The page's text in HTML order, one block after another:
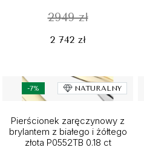
2949 zł
2 742 zł
-7% NATURALNY
Pierścionek zaręczynowy z
brylantem z białego i żółtego
złota P0552TB 0.18 ct